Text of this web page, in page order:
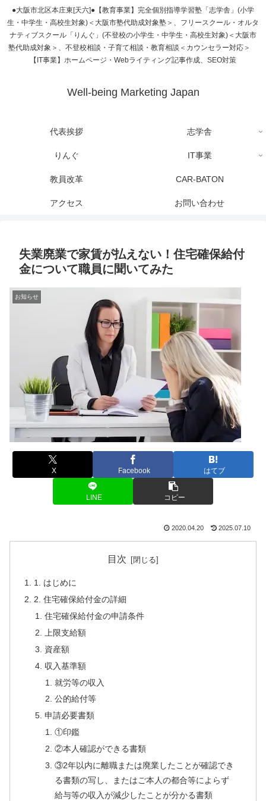
●大阪市北区本庄東[天六]●【教育事業】完全個別指導学習塾「志学舎」(小学
生・中学生・高校生対象)＜大阪市塾代助成対象塾＞、フリースクール・オルタ
ナティブスクール「りんぐ」(不登校の小学生・中学生・高校生対象)＜大阪市
塾代助成対象＞、不登校相談・子育て相談・教育相談＜カウンセラー対応＞
【IT事業】ホームページ・Webライティング記事作成、SEO対策
Well-being Marketing Japan
代表挨拶 志学舎
りんぐ IT事業
教員改革 CAR-BATON
アクセス お問い合わせ
失業廃業で家賃が払えない！住宅確保給付
金について職員に聞いてみた
お知らせ
X Facebook はてブ
LINE コピー
2020.04.20 2025.07.10
目次
1. はじめに
2. 住宅確保給付金の詳細
住宅確保給付金の申請条件
上限支給額
資産額
収入基準額
就労等の収入
公的給付等
申請必要書類
①印鑑
②本人確認ができる書類
③2年以内に離職または廃業したことが確認でき
る書類の写し、またはご本人の都合等によらず
給与等の収入が減少したことが分かる書類